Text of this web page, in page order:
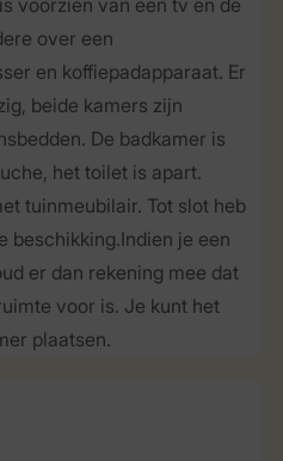
voorzien van een tv en de
over een
en koffiepadapparaat. Er
beide kamers zijn
De badkamer is
het toilet is apart.
tuinmeubilair. Tot slot heb
beschikking.Indien je een
er dan rekening mee dat
voor is. Je kunt het
plaatsen.